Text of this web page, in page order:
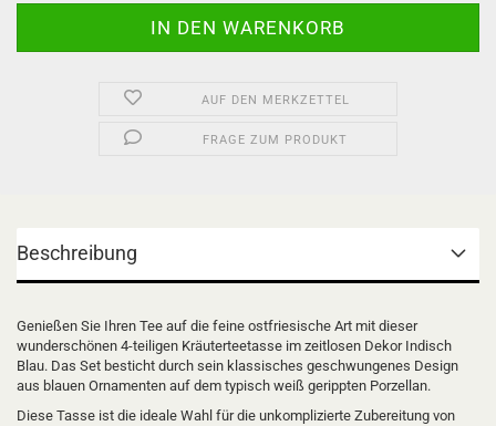
AUF DEN MERKZETTEL
FRAGE ZUM PRODUKT
Beschreibung
Genießen Sie Ihren Tee auf die feine ostfriesische Art mit dieser
wunderschönen 4-teiligen Kräuterteetasse im zeitlosen Dekor Indisch
Blau. Das Set besticht durch sein klassisches geschwungenes Design
aus blauen Ornamenten auf dem typisch weiß gerippten Porzellan.
Diese Tasse ist die ideale Wahl für die unkomplizierte Zubereitung von